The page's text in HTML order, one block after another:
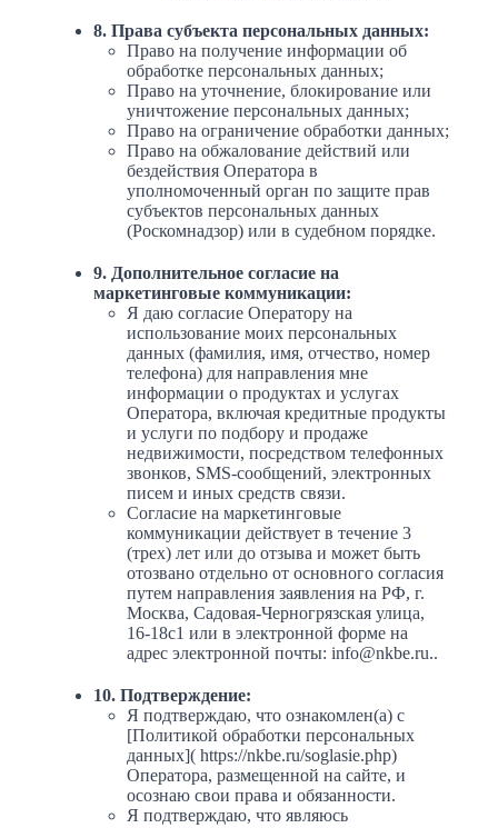
8. Права субъекта персональных данных:
Право на получение информации об
обработке персональных данных;
Право на уточнение, блокирование или
уничтожение персональных данных;
Право на ограничение обработки данных;
Право на обжалование действий или
бездействия Оператора в
уполномоченный орган по защите прав
субъектов персональных данных
(Роскомнадзор) или в судебном порядке.
9. Дополнительное согласие на
маркетинговые коммуникации:
Я даю согласие Оператору на
использование моих персональных
данных (фамилия, имя, отчество, номер
телефона) для направления мне
информации о продуктах и услугах
Оператора, включая кредитные продукты
и услуги по подбору и продаже
недвижимости, посредством телефонных
звонков, SMS-сообщений, электронных
писем и иных средств связи.
Согласие на маркетинговые
коммуникации действует в течение 3
(трех) лет или до отзыва и может быть
отозвано отдельно от основного согласия
путем направления заявления на РФ, г.
Москва, Садовая-Черногрязская улица,
16-18с1 или в электронной форме на
адрес электронной почты: info@nkbe.ru..
10. Подтверждение:
Я подтверждаю, что ознакомлен(а) с
[Политикой обработки персональных
данных]( https://nkbe.ru/soglasie.php)
Оператора, размещенной на сайте, и
осознаю свои права и обязанности.
Я подтверждаю, что являюсь